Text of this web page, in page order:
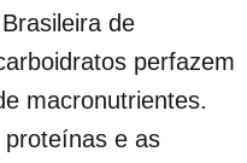
de
perfazem
macronutrientes.
proteínas e as